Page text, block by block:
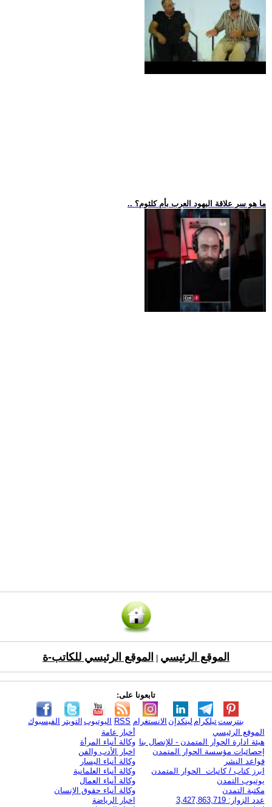
.. ما هو سر علاقة اليهود العرب بأم كلثوم؟
الموقع الرئيسي الموقع الرئيسي للكاتب-ة
تابعونا على:
الفيسبوك التويتر اليوتيوب RSS الانستغرام لينكدإن تيلكرامبنترست
الموقع الرئيسي
هيئة ادارة الحوار المتمدن - للإتصال بنا
إحصائيات مؤسسة الحوار المتمدن
قواعد النشر
ابرز كتاب / كاتبات الحوار المتمدن
يوتيوب التمدن
مكتبة التمدن
عدد الزوار: 3,427,863,719
أخبار عامة
وكالة أنباء المرأة
اخبار الأدب والفن
وكالة أنباء اليسار
وكالة أنباء العلمانية
وكالة أنباء العمال
وكالة أنباء حقوق الإنسان
اخبار الرياضة